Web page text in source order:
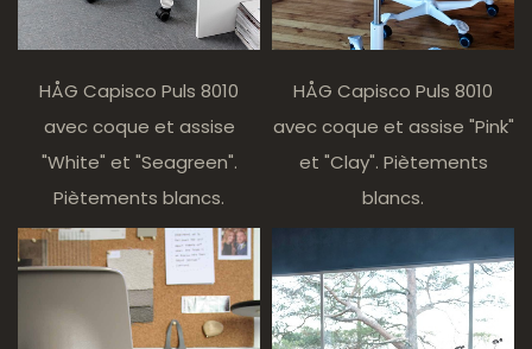
HÅG Capisco Puls 8010
avec coque et assise
"White" et "Seagreen".
Piètements blancs.
HÅG Capisco Puls 8010
avec coque et assise "Pink"
et "Clay". Piètements
blancs.